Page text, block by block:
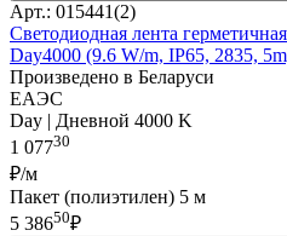
Арт.: 015441(2)
Светодиодная лента
Day4000 (9.6 W/m, IP65, 2835,
Произведено в Беларуси
ЕАЭС
Day | Дневной 4000 K
1 07730
₽/м
Пакет (полиэтилен) 5 м
5 38650₽